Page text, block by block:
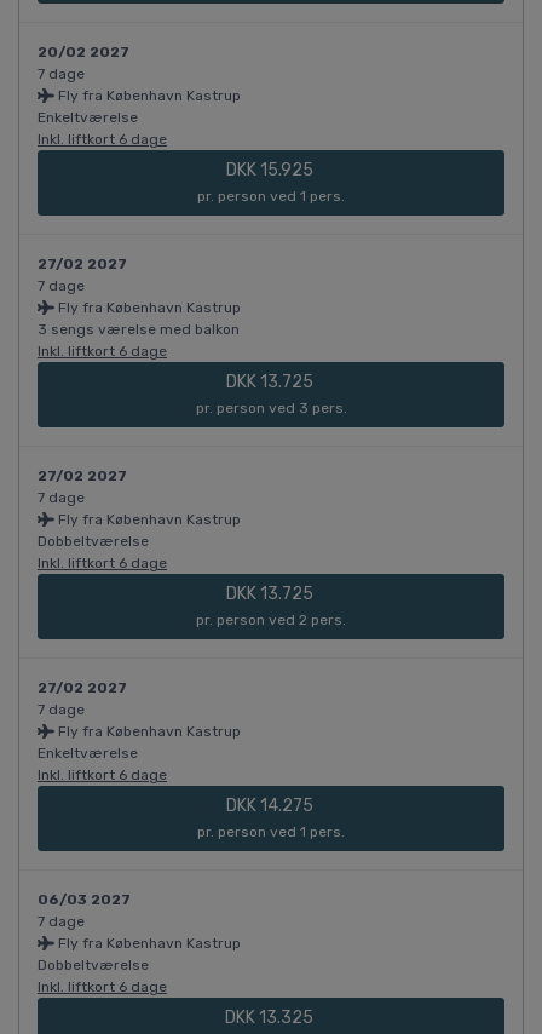
20/02 2027
7 dage
Fly fra København Kastrup
Enkeltværelse
Inkl. liftkort 6 dage
DKK 15.925
pr. person ved 1 pers.
27/02 2027
7 dage
Fly fra København Kastrup
3 sengs værelse med balkon
Inkl. liftkort 6 dage
DKK 13.725
pr. person ved 3 pers.
27/02 2027
7 dage
Fly fra København Kastrup
Dobbeltværelse
Inkl. liftkort 6 dage
DKK 13.725
pr. person ved 2 pers.
27/02 2027
7 dage
Fly fra København Kastrup
Enkeltværelse
Inkl. liftkort 6 dage
DKK 14.275
pr. person ved 1 pers.
06/03 2027
7 dage
Fly fra København Kastrup
Dobbeltværelse
Inkl. liftkort 6 dage
DKK 13.325